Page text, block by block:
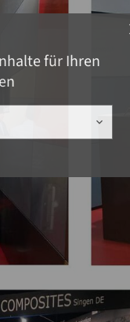
für Ihren
keyboard_arrow_down